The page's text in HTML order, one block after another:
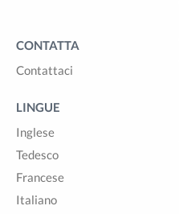
CONTATTA
Contattaci
LINGUE
Inglese
Tedesco
Francese
Italiano